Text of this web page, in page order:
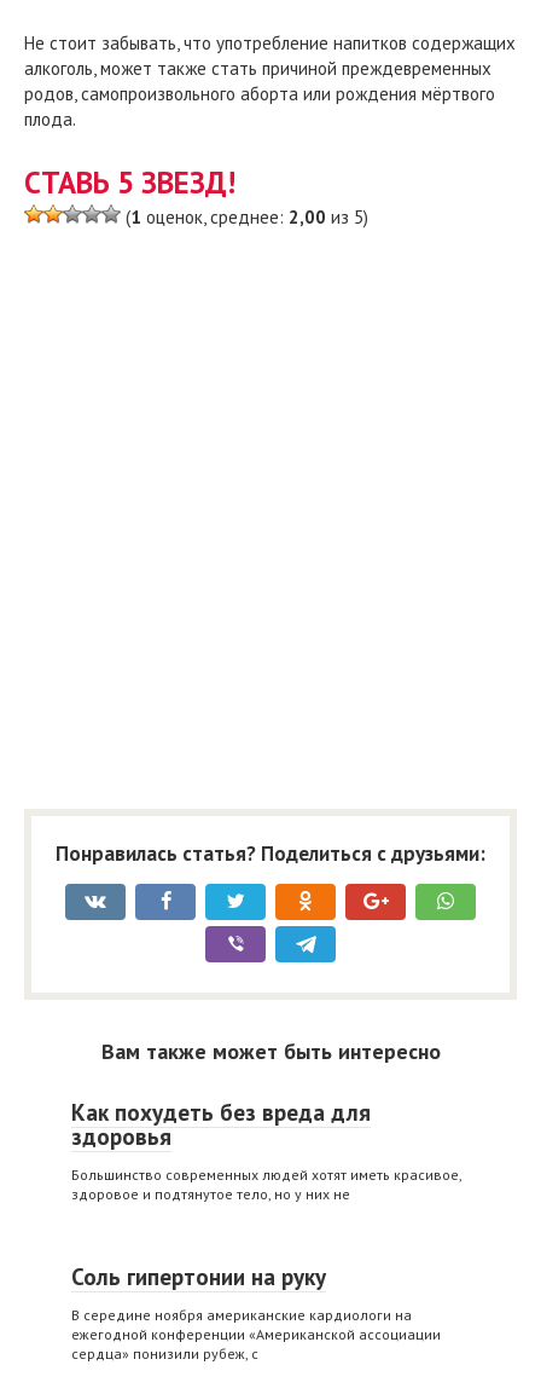
Не стоит забывать, что употребление напитков содержащих
алкоголь, может также стать причиной преждевременных
родов, самопроизвольного аборта или рождения мёртвого
плода.
СТАВЬ 5 ЗВЕЗД!
(1 оценок, среднее: 2,00 из 5)
Понравилась статья? Поделиться с друзьями:
Вам также может быть интересно
Как похудеть без вреда для
здоровья
Большинство современных людей хотят иметь красивое,
здоровое и подтянутое тело, но у них не
Соль гипертонии на руку
В середине ноября американские кардиологи на
ежегодной конференции «Американской ассоциации
сердца» понизили рубеж, с